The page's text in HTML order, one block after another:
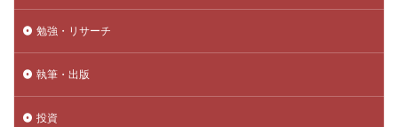
勉強・リサーチ
執筆・出版
投資